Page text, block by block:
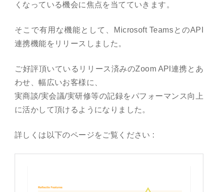
くなっている機会に焦点を当てていきます。
そこで有用な機能として、Microsoft TeamsとのAPI
連携機能をリリースしました。
ご好評頂いているリリース済みのZoom API連携とあ
わせ、幅広いお客様に、
実商談/実会議/実研修等の記録をパフォーマンス向上
に活かして頂けるようになりました。
詳しくは以下のページをご覧ください :